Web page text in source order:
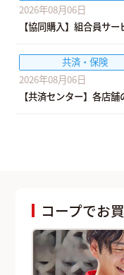
2026年08月06日
【協同購入】組合員サ
共済・保険
2026年08月06日
【共済センター】各店
コープでお